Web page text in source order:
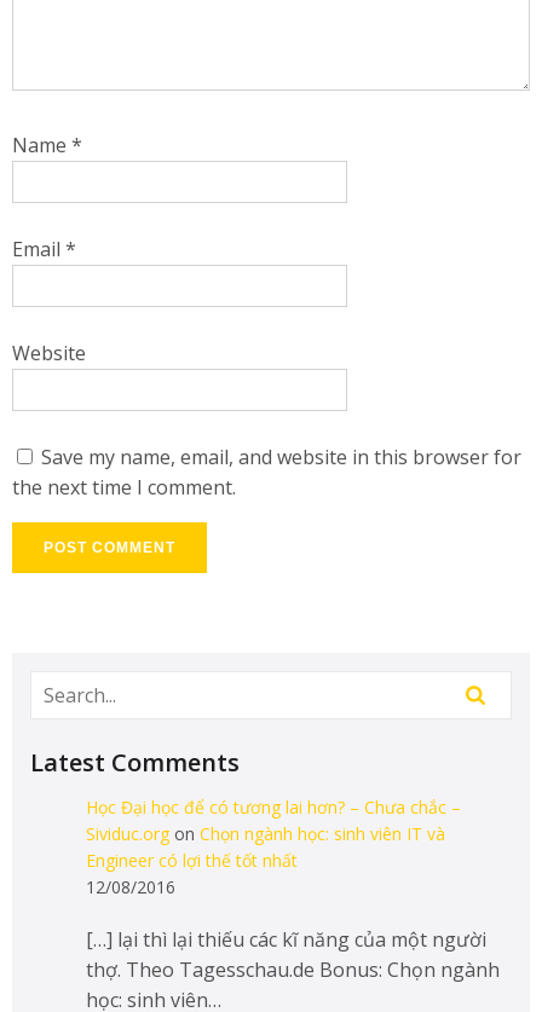
Name *
Email *
Website
Save my name, email, and website in this browser for
the next time I comment.
Latest Comments
Học Đại học để có tương lai hơn? – Chưa chắc –
Sividuc.orgon Chọn ngành học: sinh viên IT và
Engineer có lợi thế tốt nhất
12/08/2016
[…] lại thì lại thiếu các kĩ năng của một người
thợ. Theo Tagesschau.de Bonus: Chọn ngành
học: sinh viên…